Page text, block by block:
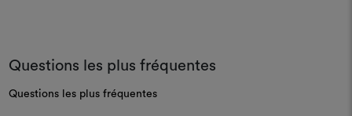
Questions les plus fréquentes
Questions les plus fréquentes